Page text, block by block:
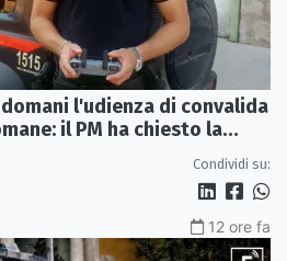
l'udienza di convalida
il PM ha chiesto la
Condividi su:
12 ore fa